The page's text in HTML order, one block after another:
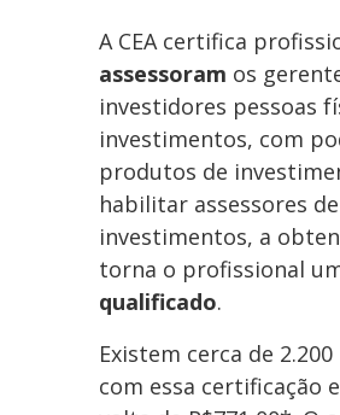
A CEA certifica
assessoram os
investidores pessoas
investimentos, com
produtos de
habilitar assessores de
investimentos, a
torna o profissional
qualificado.
Existem cerca de
com essa certificação